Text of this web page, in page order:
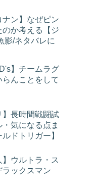
ナン】なぜピン
のか考える【ジ
影/ネタバレに
】チームラグ
んことをして
】長時間戦闘試
気になる点ま
ドトリガー】
】ウルトラ・ス
ラックスマン